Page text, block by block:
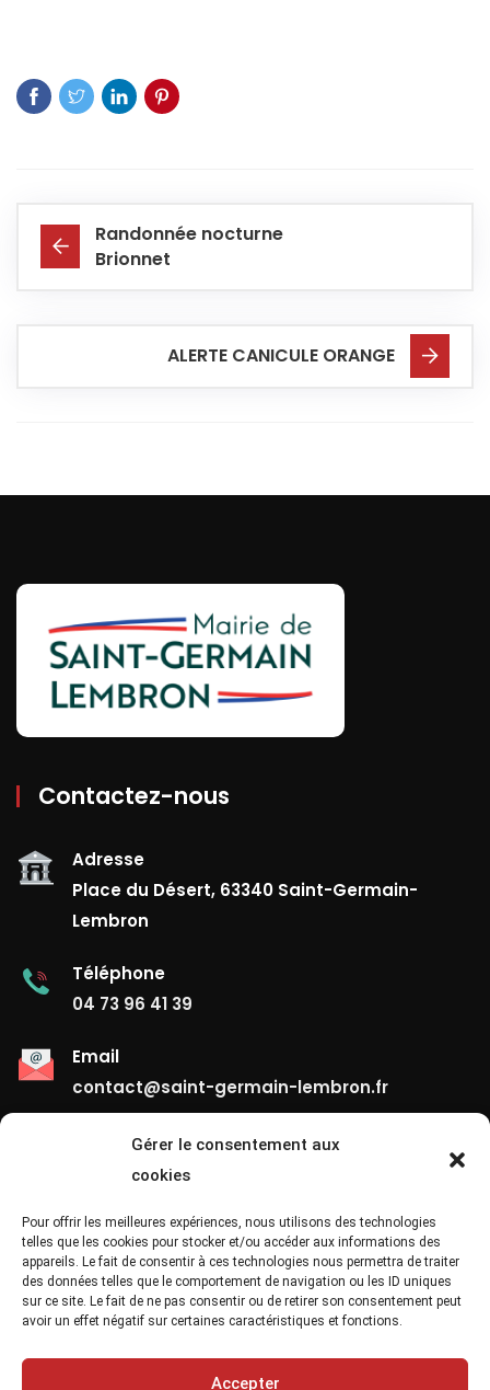
Gérer le consentement aux
cookies
Pour offrir les meilleures expériences, nous utilisons des technologies
telles que les cookies pour stocker et/ou accéder aux informations des
appareils. Le fait de consentir à ces technologies nous permettra de traiter
des données telles que le comportement de navigation ou les ID uniques
sur ce site. Le fait de ne pas consentir ou de retirer son consentement peut
avoir un effet négatif sur certaines caractéristiques et fonctions.
Accepter
Randonnée nocturne
Brionnet
ALERTE CANICULE ORANGE
Contactez-nous
Adresse
Place du Désert, 63340 Saint-Germain-
Lembron
Téléphone
04 73 96 41 39
Email
contact@saint-germain-lembron.fr
Liens Utiles
Contact
Mentions Légales
Confidentialité
Site Map